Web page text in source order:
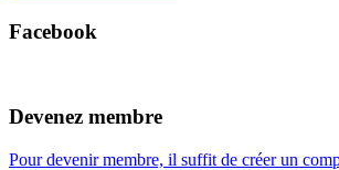
Facebook
Devenez membre
Pour devenir membre, il suffit de créer un